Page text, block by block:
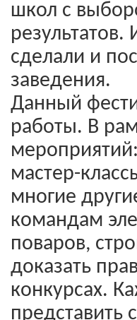
школ с
результатов.
сделали и
заведения.
Данный
работы. В
мастер-
многие
командам
поваров,
доказать
конкурсах.
представить